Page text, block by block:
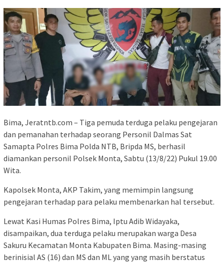
Bima, Jeratntb.com – Tiga pemuda terduga pelaku pengejaran
dan pemanahan terhadap seorang Personil Dalmas Sat
Samapta Polres Bima Polda NTB, Bripda MS, berhasil
diamankan personil Polsek Monta, Sabtu (13/8/22) Pukul 19.00
Wita.
Kapolsek Monta, AKP Takim, yang memimpin langsung
pengejaran terhadap para pelaku membenarkan hal tersebut.
Lewat Kasi Humas Polres Bima, Iptu Adib Widayaka,
disampaikan, dua terduga pelaku merupakan warga Desa
Sakuru Kecamatan Monta Kabupaten Bima. Masing-masing
berinisial AS (16) dan MS dan ML yang yang masih berstatus